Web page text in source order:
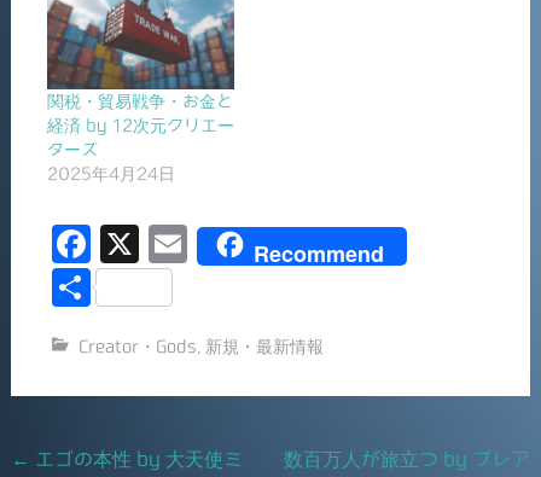
関税・貿易戦争・お金と
経済 by 12次元クリエー
ターズ
2025年4月24日
F
a
e
b
X
E
l
Recommend
共
Creator・Gods 新規・最新情報
Post
← エゴの本性 by 大天使ミ 数百万人が旅立つ by プレア